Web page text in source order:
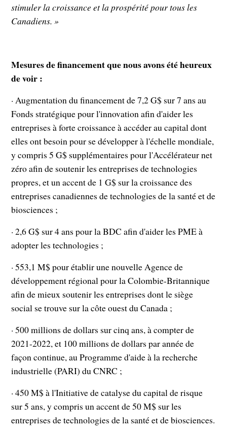
stimuler la croissance et la prospérité pour tous les
Canadiens. »
Mesures de financement que nous avons été heureux
de voir :
· Augmentation du financement de 7,2 G$ sur 7 ans au
Fonds stratégique pour l'innovation afin d'aider les
entreprises à forte croissance à accéder au capital dont
elles ont besoin pour se développer à l'échelle mondiale,
y compris 5 G$ supplémentaires pour l'Accélérateur net
zéro afin de soutenir les entreprises de technologies
propres, et un accent de 1 G$ sur la croissance des
entreprises canadiennes de technologies de la santé et de
biosciences ;
· 2,6 G$ sur 4 ans pour la BDC afin d'aider les PME à
adopter les technologies ;
· 553,1 M$ pour établir une nouvelle Agence de
développement régional pour la Colombie-Britannique
afin de mieux soutenir les entreprises dont le siège
social se trouve sur la côte ouest du Canada ;
· 500 millions de dollars sur cinq ans, à compter de
2021-2022, et 100 millions de dollars par année de
façon continue, au Programme d'aide à la recherche
industrielle (PARI) du CNRC ;
· 450 M$ à l'Initiative de catalyse du capital de risque
sur 5 ans, y compris un accent de 50 M$ sur les
entreprises de technologies de la santé et de biosciences.